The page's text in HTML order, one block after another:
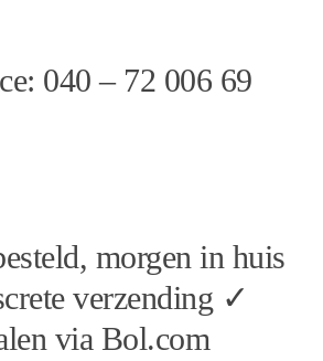
040 – 72 006 69
morgen in huis
verzending ✓
via Bol.com